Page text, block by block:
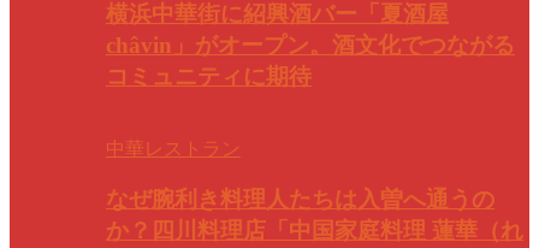
横浜中華街に紹興酒バー「夏酒屋
châvin」がオープン。酒文化でつながる
コミュニティに期待
中華レストラン
なぜ腕利き料理人たちは入曽へ通うの
か？四川料理店「中国家庭料理 蓮華（れ